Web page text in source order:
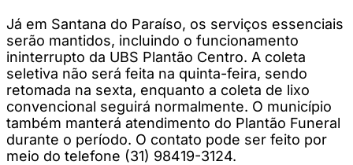
Já em Santana do Paraíso, os serviços essenciais
serão mantidos, incluindo o funcionamento
ininterrupto da UBS Plantão Centro. A coleta
seletiva não será feita na quinta-feira, sendo
retomada na sexta, enquanto a coleta de lixo
convencional seguirá normalmente. O município
também manterá atendimento do Plantão Funeral
durante o período. O contato pode ser feito por
meio do telefone (31) 98419-3124.